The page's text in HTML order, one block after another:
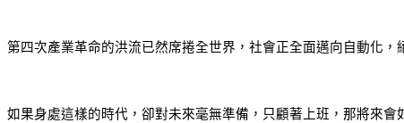
第四次產業革命的洪流已然席捲全世界，社會正全面邁向自動化
如果身處這樣的時代，卻對未來毫無準備，只顧著上班，那將來會